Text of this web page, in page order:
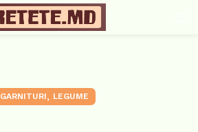
GARNITURI, LEGUME